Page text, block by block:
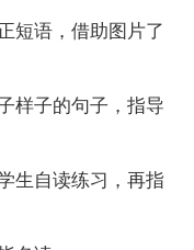
短语，借助图片了
样子的句子，指导
生自读练习，再指